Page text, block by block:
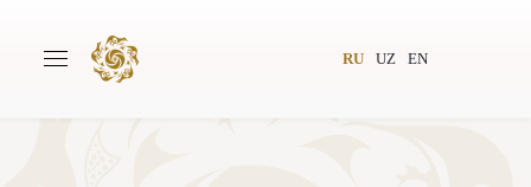
RU UZ EN